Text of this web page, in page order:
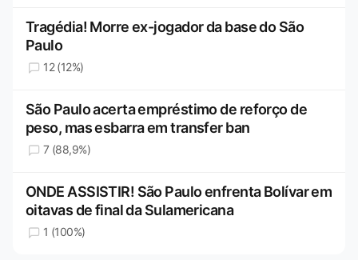
Tragédia! Morre ex-jogador da base do São
Paulo
12 (12%)
São Paulo acerta empréstimo de reforço de
peso, mas esbarra em transfer ban
7 (88,9%)
ONDE ASSISTIR! São Paulo enfrenta Bolívar em
oitavas de final da Sulamericana
1 (100%)